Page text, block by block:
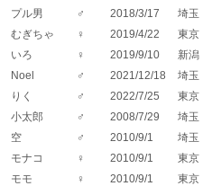
プル男 ♂ 2018/3/17 埼玉
むぎちゃ ♀ 2019/4/22 東京
いろ ♀ 2019/9/10 新潟
Noel ♂ 2021/12/18 埼玉
りく ♂ 2022/7/25 東京
小太郎 ♂ 2008/7/29 埼玉
空 ♂ 2010/9/1 埼玉
モナコ ♀ 2010/9/1 東京
モモ ♀ 2010/9/1 東京